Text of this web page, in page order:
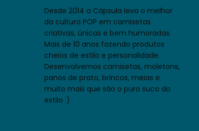
Desde 2014 a Cápsula leva o melhor
da cultura POP em camisetas
criativas, únicas e bem humoradas.
Mais de 10 anos fazendo produtos
cheios de estilo e personalidade.
Desenvolvemos camisetas, moletons,
panos de prato, brincos, meias e
muito mais que são o puro suco do
estilo :)